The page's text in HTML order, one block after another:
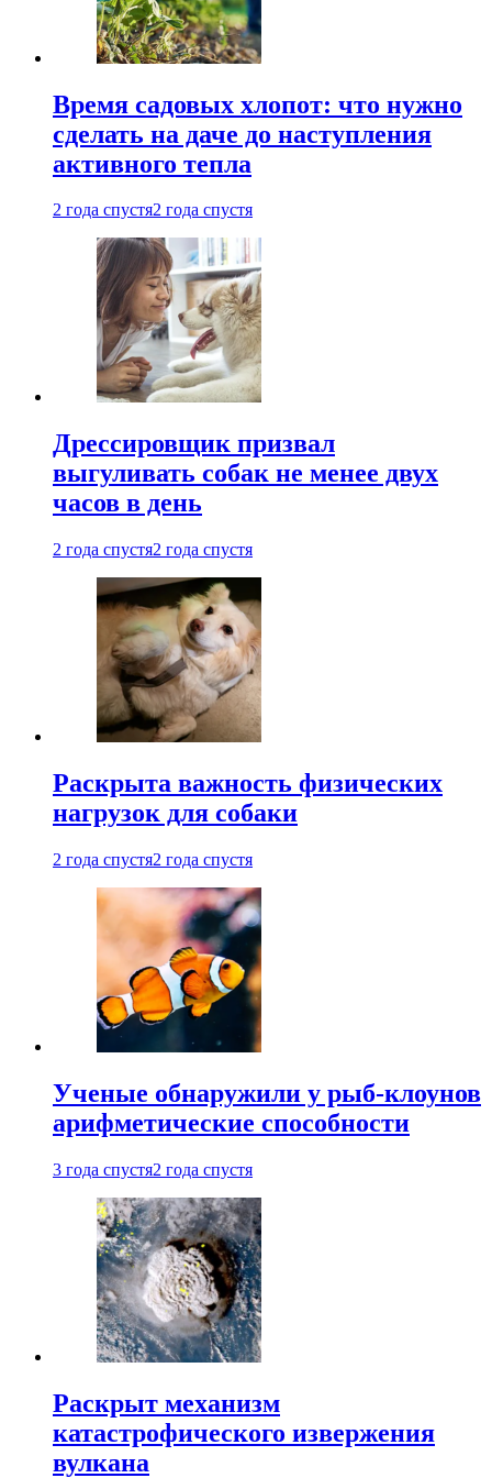
Время садовых хлопот: что нужно
сделать на даче до наступления
активного тепла
2 года спустя2 года спустя
Дрессировщик призвал
выгуливать собак не менее двух
часов в день
2 года спустя2 года спустя
Раскрыта важность физических
нагрузок для собаки
2 года спустя2 года спустя
Ученые обнаружили у рыб-клоунов
арифметические способности
3 года спустя2 года спустя
Раскрыт механизм
катастрофического извержения
вулкана